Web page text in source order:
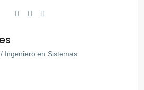
Ingeniero en Sistemas